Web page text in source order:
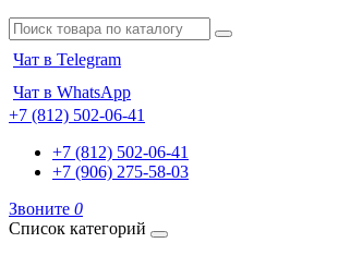
Чат в Telegram
Чат в WhatsApp
+7 (812) 502-06-41
+7 (812) 502-06-41
+7 (906) 275-58-03
Звоните 0
Список категорий